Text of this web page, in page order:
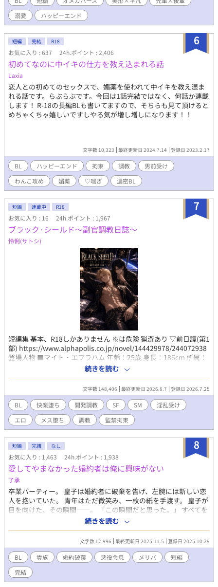
溺愛
ハッピーエンド
6
短編 完結 R18
お気に入り : 637 24h.ポイント : 2,406
初めてなのに中イキの仕方を教え込まれる話
Laxia
恋人との初めてのセックスで、媚薬を使われて中イキを教え混ま
れる話です。らぶらぶです。今回は1話完結ではなく、何話か連載
します！ R-18の長編BLも書いてますので、そちらも見て頂けると
めちゃくちゃ嬉しいですしやる気が増し増しになります！！
文字数 10,323 最終更新日 2024.7.14 登録日 2023.2.17
BL ハッピーエンド 拘束 調教
男前受け
わんこ攻め
媚薬 ♡喘ぎ 濃密BL
7
短編 連載中 R18
お気に入り : 16 24h.ポイント : 1,967
ブラック·シールド～副官調教日誌～
怜悧(サトシ)
短編集 基本、R18しかありません ※は危険 猟奇あり ▽前日譚(第1
部) https://www.alphapolis.co.jp/novel/144429978/244072938
登場人物 ■マイト・エブラハム 年齢：25歳 身長：186cm 所属：
ブラック・シールド副官（元エブラハム・ロジャー首領） 百年以
上の歴史を持つ宇宙海賊《エブラハム・ロジャー》の若き元首
領。 豪放磊落で仲間思い。自分の命より部下を優先する生粋の海
賊気質で、誰からも慕われている。 ブラック・シールドとの戦い
で瀕死の重傷を負い、極度の精神的ショックから約二年間の記憶
を失う。 「事故による記憶障害」と信じたままブラック・シール
ドで生活することになる。 現在は記憶が戻り、ディアスの恋人兼
右腕 ⸻ ■ディアス・レイフス 年齢：26歳 身長：183cm 所
属：ブラック・シールド首領／船医 ブラック・シールドを率いる
若き支配者。 銀河では《黒い女神ディア》として恐れられる伝説
の海賊であり、その正体はウォーリア軍最強のガーディアン《死
神（サリエル）》。 類まれな美貌と卓越した頭脳を持ち、戦場で
は一切の情を見せない冷酷な支配者。 一方で医師としても超一流
の技術を持ち、敵味方を問わず命を救うことができる。 五年前、
自らの手で親友レディルを殺した過去を抱え、その面影を持つマ
イトへ異常な執着を抱く。 当初は「失った存在の代用品」として
手に入れようとしていたが、日々の中で少しずつ本物の恋心と支
配欲に変わっていく。 ⸻ ■ジェイス 年齢：31歳 身長：
180cm 所属：エブラハム・ロジャー 現船長 赤髪が印象的なマイ
トの幼なじみ。 幼い頃から共に育ち、先代亡き後も右腕として
《エブラハム・ロジャー》を支えてきた。 誰よりもマイトを敬愛
し、命を懸けて守ろうとする忠臣。 マイトのディアスへの依存を
悟り、マイトの元を去った ⸻ ■先代エブラハム 享年：69歳
所属：エブラハム・ロジャー前首領 百年以上続く宇宙海賊《エブ
続きを読む
文字数 148,406 最終更新日 2026.8.7 登録日 2026.7.25
BL 快楽堕ち 開発調教 SF SM
淫乱受け
エロ
メス堕ち 調教 監禁拘束
8
短編 完結 なし
お気に入り : 1,463 24h.ポイント : 1,938
愛してやまなかった婚約者は俺に興味がない
了承
卒業パーティー。 皇子は婚約者に破棄を告げ、左腕には新しい恋
人を抱いていた。 青年はただ微笑み、一枚の紙を手渡す。 皇子が
目を向けた、その瞬間——。 「この瞬間だと思った。」 すべてを
愛で終わらせた、沈黙の恋の物語。 IFストーリーあり 誤字あれ
ば報告お願いします！
続きを読む
文字数 12,996 最終更新日 2025.11.5 登録日 2025.10.29
BL 貴族 婚約破棄 悪役令息 メリバ
短編
完結